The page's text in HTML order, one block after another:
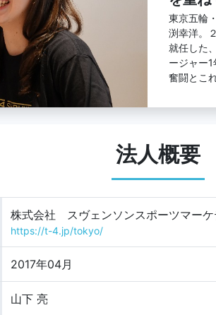
東京五輪
渕幸洋。
就任した
ージャー
奮闘とこ
法人概要
株式会社 スヴェンソンスポーツマーケ
https://t-4.jp/tokyo/
2017年04月
山下 亮